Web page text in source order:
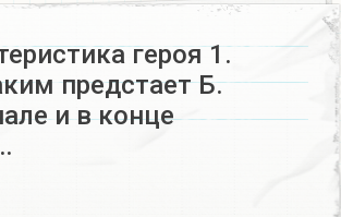
героя 1.
предстает Б.
и в конце